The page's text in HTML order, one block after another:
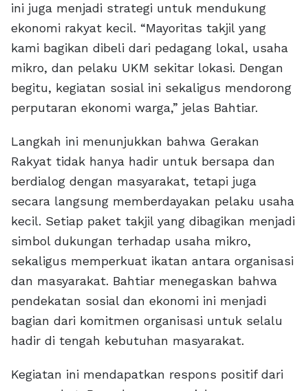
ini juga menjadi strategi untuk mendukung
ekonomi rakyat kecil. “Mayoritas takjil yang
kami bagikan dibeli dari pedagang lokal, usaha
mikro, dan pelaku UKM sekitar lokasi. Dengan
begitu, kegiatan sosial ini sekaligus mendorong
perputaran ekonomi warga,” jelas Bahtiar.
Langkah ini menunjukkan bahwa Gerakan
Rakyat tidak hanya hadir untuk bersapa dan
berdialog dengan masyarakat, tetapi juga
secara langsung memberdayakan pelaku usaha
kecil. Setiap paket takjil yang dibagikan menjadi
simbol dukungan terhadap usaha mikro,
sekaligus memperkuat ikatan antara organisasi
dan masyarakat. Bahtiar menegaskan bahwa
pendekatan sosial dan ekonomi ini menjadi
bagian dari komitmen organisasi untuk selalu
hadir di tengah kebutuhan masyarakat.
Kegiatan ini mendapatkan respons positif dari